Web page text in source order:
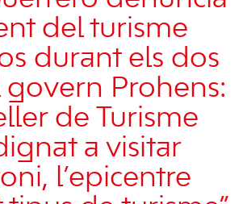
del turisme
durant els dos
govern Prohens:
de Turisme
a visitar
l’epicentre